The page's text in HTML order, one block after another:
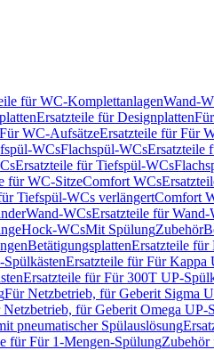
für WC-KomplettanlagenWand-
Ersatzteile für Designplatten
Für WC-AufsätzeErsatzteile für Für
WCsFlachspül-WCsErsatzteile
Ersatzteile für Tiefspül-WCs
für WC-SitzeComfort WCs
Tiefspül-WCs verlängertComfort
Wand-WCsErsatzteile für Wand-
Hock-WCsMit SpülungZubehör
BetätigungsplattenErsatzteile für
Ersatzteile für Für Kappa
Ersatzteile für Für 300T UP-
Für Netzbetrieb, für Geberit Sigma
für Geberit Omega UP-
pneumatischer Spülauslösung
für Für 1-Mengen-SpülungZubehör